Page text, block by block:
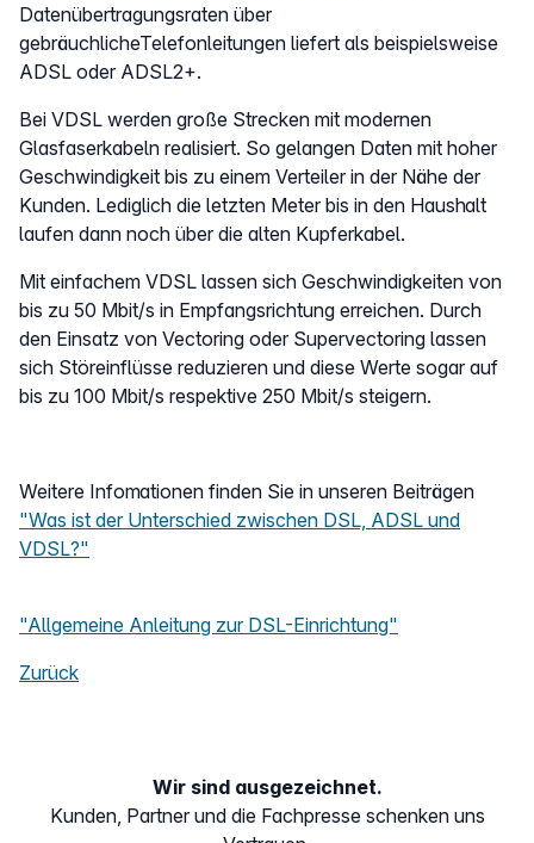
Datenübertragungsraten über
gebräuchlicheTelefonleitungen liefert als beispielsweise
ADSL oder ADSL2+.
Bei VDSL werden große Strecken mit modernen
Glasfaserkabeln realisiert. So gelangen Daten mit hoher
Geschwindigkeit bis zu einem Verteiler in der Nähe der
Kunden. Lediglich die letzten Meter bis in den Haushalt
laufen dann noch über die alten Kupferkabel.
Mit einfachem VDSL lassen sich Geschwindigkeiten von
bis zu 50 Mbit/s in Empfangsrichtung erreichen. Durch
den Einsatz von Vectoring oder Supervectoring lassen
sich Störeinflüsse reduzieren und diese Werte sogar auf
bis zu 100 Mbit/s respektive 250 Mbit/s steigern.
Weitere Infomationen finden Sie in unseren Beiträgen
"Was ist der Unterschied zwischen DSL, ADSL und
VDSL?"
"Allgemeine Anleitung zur DSL-Einrichtung"
Zurück
Wir sind ausgezeichnet.
Kunden, Partner und die Fachpresse schenken uns